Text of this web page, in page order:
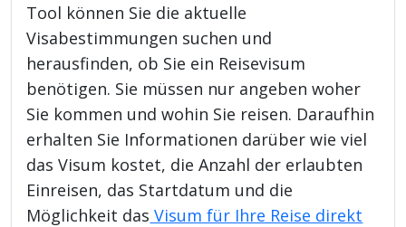
Tool können Sie die aktuelle
Visabestimmungen suchen und
herausfinden, ob Sie ein Reisevisum
benötigen. Sie müssen nur angeben woher
Sie kommen und wohin Sie reisen. Daraufhin
erhalten Sie Informationen darüber wie viel
das Visum kostet, die Anzahl der erlaubten
Einreisen, das Startdatum und die
Möglichkeit das Visum für Ihre Reise direkt